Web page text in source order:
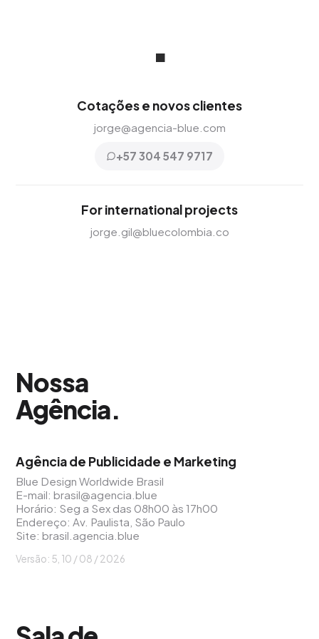
.
Cotações e novos clientes
jorge@agencia-blue.com
+57 304 547 9717
For international projects
jorge.gil@bluecolombia.co
Nossa
Agência.
Agência de Publicidade e Marketing
Blue Design Worldwide Brasil
E-mail:brasil@agencia.blue
Horário: Seg a Sex das 08h00 às 17h00
Endereço: Av. Paulista, São Paulo
Site:brasil.agencia.blue
Versão: 5, 10 / 08 / 2026